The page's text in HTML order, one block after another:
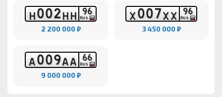
Н002НН 96
RUS
2 200 000 ₽
Х007ХХ 96
RUS
3 450 000 ₽
А009АА 66
RUS
9 000 000 ₽